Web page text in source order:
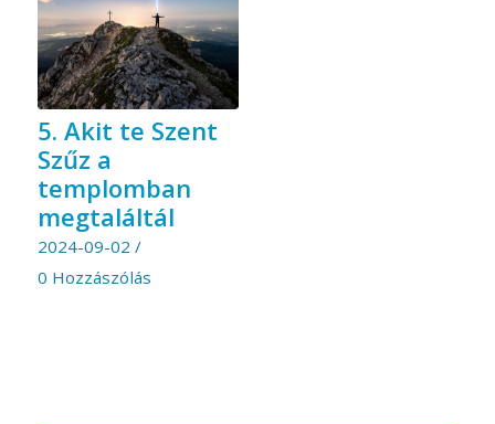
5. Akit te Szent
Szűz a
templomban
megtaláltál
2024-09-02 /
0 Hozzászólás